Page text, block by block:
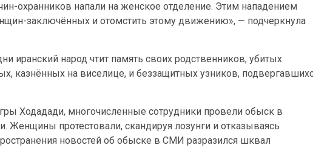
охранников напали на женское отделение. Этим нападением
заключённых и отомстить этому движению», — подчеркнула
иранский народ чтит память своих родственников, убитых
казнённых на виселице, и беззащитных узников,
Ходадади, многочисленные сотрудники провели обыск в
протестовали, скандируя лозунги и отказываясь
новостей об обыске в СМИ разразился шквал